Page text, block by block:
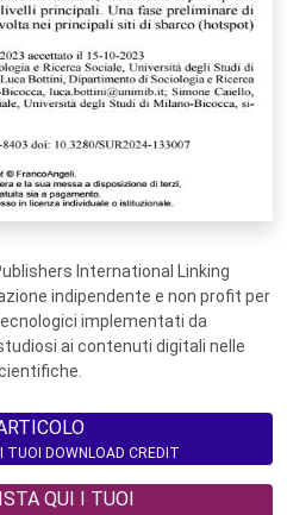
International Linking
indipendente e non profit per
implementati da
ai contenuti digitali nelle
TUOI DOWNLOAD CREDIT
QUI I TUOI